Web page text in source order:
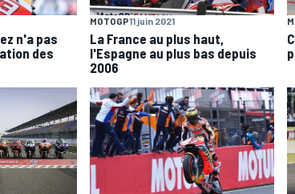
n'a pas
des
MOTOGP11 juin 2021
La France au plus haut,
l'Espagne au plus bas depuis
2006